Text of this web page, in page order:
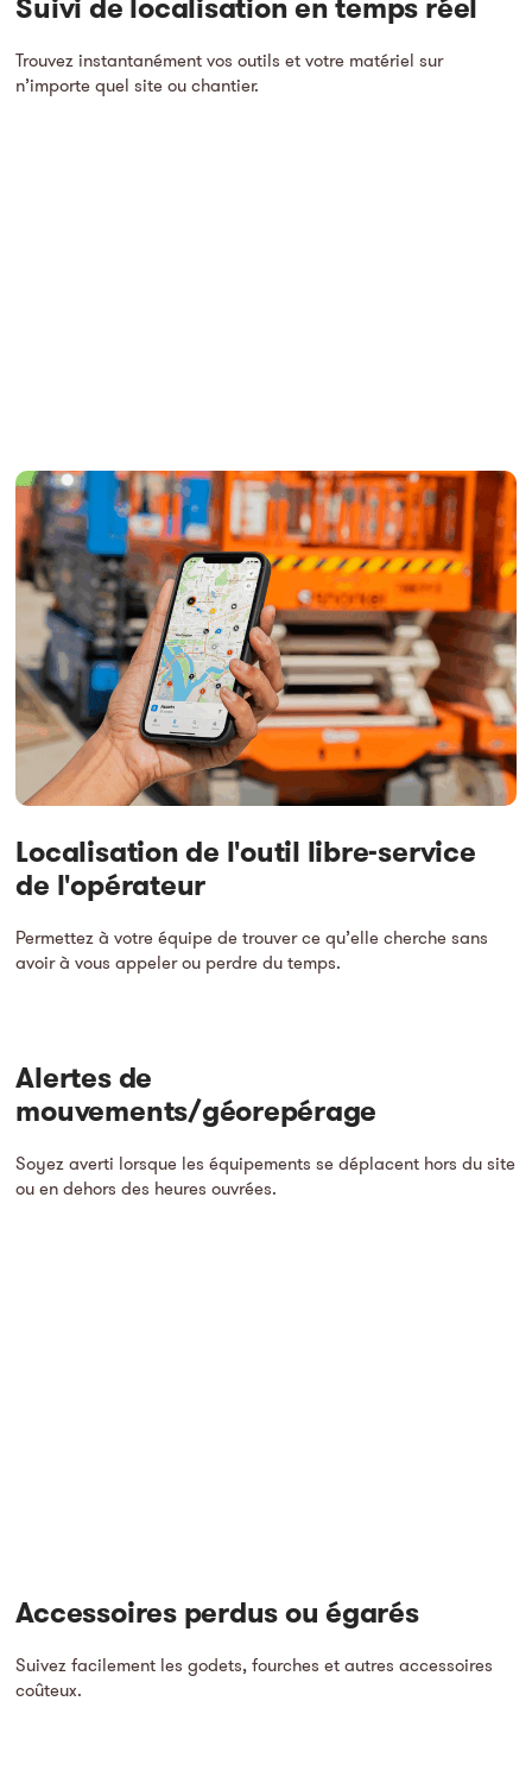
Suivi de localisation en temps réel
Trouvez instantanément vos outils et votre matériel sur
n’importe quel site ou chantier.
Localisation de l'outil libre-service
de l'opérateur
Permettez à votre équipe de trouver ce qu’elle cherche sans
avoir à vous appeler ou perdre du temps.
Alertes de
mouvements/géorepérage
Soyez averti lorsque les équipements se déplacent hors du site
ou en dehors des heures ouvrées.
Accessoires perdus ou égarés
Suivez facilement les godets, fourches et autres accessoires
coûteux.